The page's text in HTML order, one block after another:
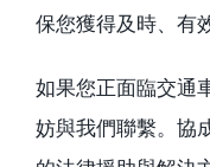
保您獲得及時、有
如果您正面臨交通
妨與我們聯繫。協